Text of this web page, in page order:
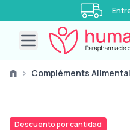
Open main menu
› Compléments
Descuento por cantidad